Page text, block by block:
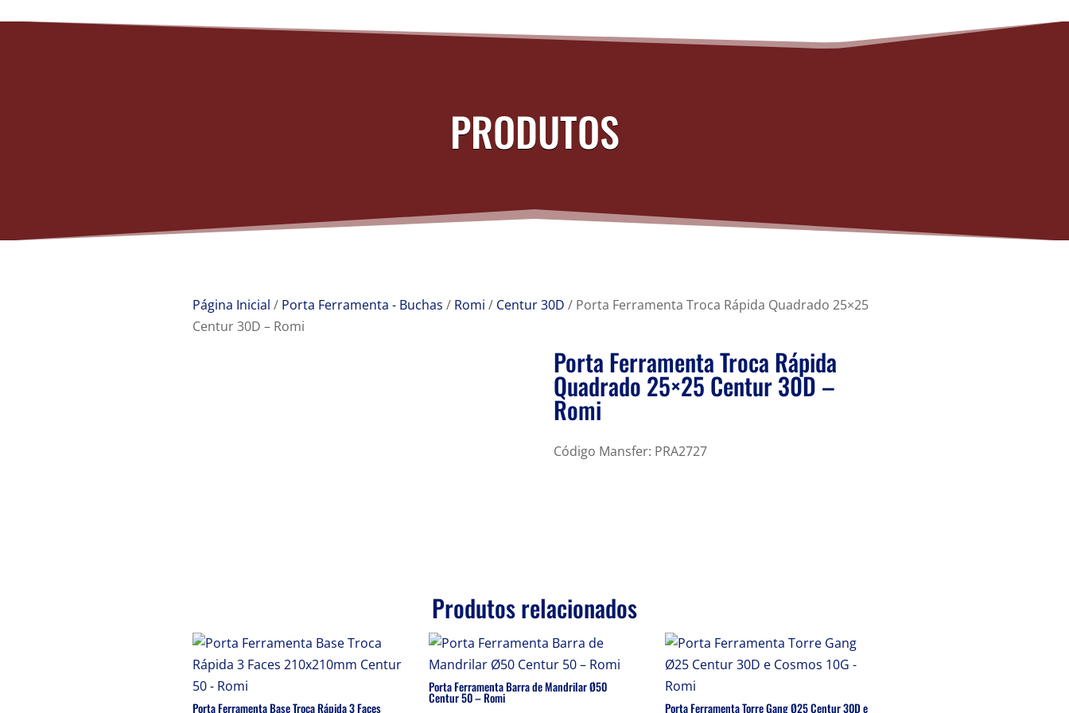
PRODUTOS
Página Inicial / Porta Ferramenta - Buchas / Romi / Centur 30D / Porta Ferramenta Troca Rápida Quadrado 25×25
Centur 30D – Romi
Porta Ferramenta Troca Rápida
Quadrado 25×25 Centur 30D –
Romi
Código Mansfer: PRA2727
Produtos relacionados
Porta Ferramenta Base Troca Rápida 3 Faces
Porta Ferramenta Barra de Mandrilar Ø50
Centur 50 – Romi
Porta Ferramenta Torre Gang Ø25 Centur 30D e